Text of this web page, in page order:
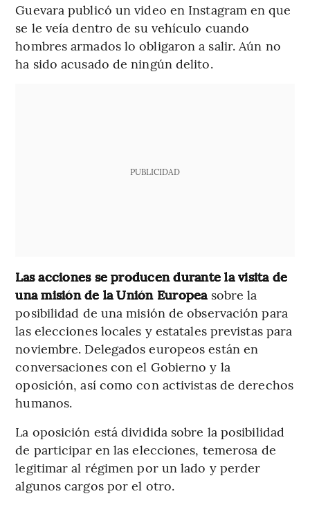
Guevara publicó un video en Instagram en que
se le veía dentro de su vehículo cuando
hombres armados lo obligaron a salir. Aún no
ha sido acusado de ningún delito.
PUBLICIDAD
Las acciones se producen durante la visita de
una misión de la Unión Europeasobre la
posibilidad de una misión de observación para
las elecciones locales y estatales previstas para
noviembre. Delegados europeos están en
conversaciones con el Gobierno y la
oposición, así como con activistas de derechos
humanos.
La oposición está dividida sobre la posibilidad
de participar en las elecciones, temerosa de
legitimar al régimen por un lado y perder
algunos cargos por el otro.